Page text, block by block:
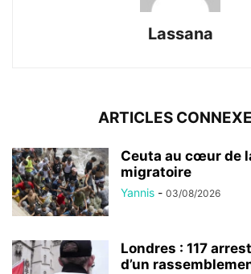
Lassana
ARTICLES
Ceuta au cœur de
migratoire
Yannis - 03/08/2026
Londres : 117
d’un